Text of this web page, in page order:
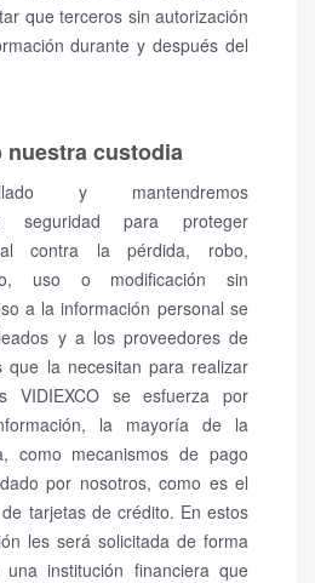
que terceros sin autorización
durante y después del
nuestra custodia
y mantendremos
seguridad para proteger
contra la pérdida, robo,
uso o modificación sin
a la información personal se
y a los proveedores de
que la necesitan para realizar
VIDIEXCO se esfuerza por
la mayoría de la
como mecanismos de pago
por nosotros, como es el
tarjetas de crédito. En estos
les será solicitada de forma
institución financiera que